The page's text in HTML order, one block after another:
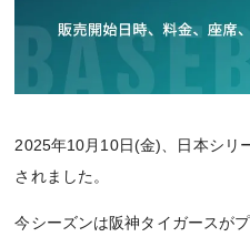
2025年10月10日(金)、日本シリ
されました。
今シーズンは阪神タイガースが